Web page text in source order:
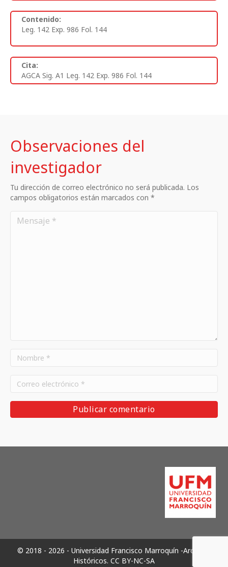
Contenido:
Leg. 142 Exp. 986 Fol. 144
Cita:
AGCA Sig. A1 Leg. 142 Exp. 986 Fol. 144
Observaciones del
investigador
Tu dirección de correo electrónico no será publicada. Los
campos obligatorios están marcados con *
© 2018 - 2026 - Universidad Francisco Marroquín -Archivos
Históricos. CC BY-NC-SA